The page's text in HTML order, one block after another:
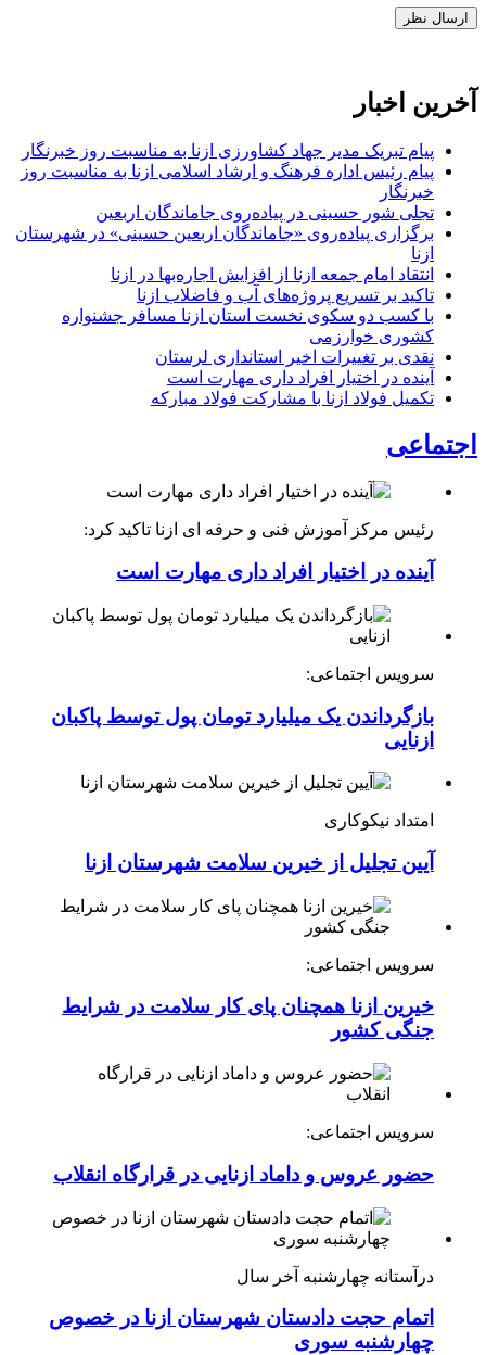
آخرین اخبار
پیام تبریک مدیر جهاد کشاورزی ازنا به مناسبت روز خبرنگار
پیام رئیس اداره فرهنگ و ارشاد اسلامی ازنا به مناسبت روز
خبرنگار
تجلی شور حسینی در پیاده‌روی جاماندگان اربعین
برگزاری پیاده‌روی «جاماندگان اربعین حسینی» در شهرستان
ازنا
انتقاد امام جمعه ازنا از افزایش اجاره‌بها در ازنا
تاکید بر تسریع پروژه‌های آب و فاضلاب ازنا
با کسب دو سکوی نخست استان ازنا مسافر جشنواره
کشوری خوارزمی
نقدی بر تغییرات اخیر استانداری لرستان
آینده در اختیار افراد داری مهارت است
تکمیل فولاد ازنا با مشارکت فولاد مبارکه
اجتماعی
رئیس مرکز آموزش فنی و حرفه ای ازنا تاکید کرد:
آینده در اختیار افراد داری مهارت است
سرویس اجتماعی:
بازگرداندن یک میلیارد تومان پول توسط پاکبان
ازنایی
امتداد نیکوکاری
آیین تجلیل از خیرین سلامت شهرستان ازنا
سرویس اجتماعی:
خیرین ازنا همچنان پای کار سلامت در شرایط
جنگی کشور
سرویس اجتماعی:
حضور عروس و داماد ازنایی در قرارگاه انقلاب
درآستانه چهارشنبه آخر سال
اتمام حجت دادستان شهرستان ازنا در خصوص
چهارشنبه ‌سوری